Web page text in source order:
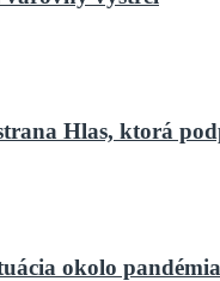
Hlas, ktorá
okolo